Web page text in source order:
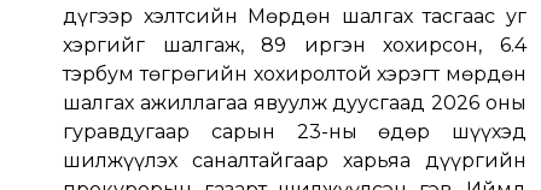
дүгээр хэлтсийн Мөрдөн шалгах тасгаас уг
хэргийг шалгаж, 89 иргэн хохирсон, 6.4
тэрбум төгрөгийн хохиролтой хэрэгт мөрдөн
шалгах ажиллагаа явуулж дуусгаад 2026 оны
гуравдугаар сарын 23-ны өдөр шүүхэд
шилжүүлэх саналтайгаар харьяа дүүргийн